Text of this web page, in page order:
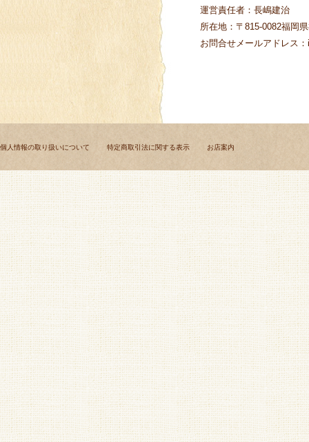
運営責任者：長嶋建治
所在地：〒815-0082福岡
お問合せメールアドレス
個人情報の取り扱いについて 特定商取引法に関する表示 お店案内